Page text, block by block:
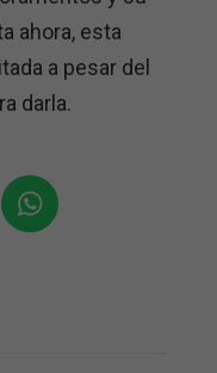
ahora, esta
a pesar del
darla.